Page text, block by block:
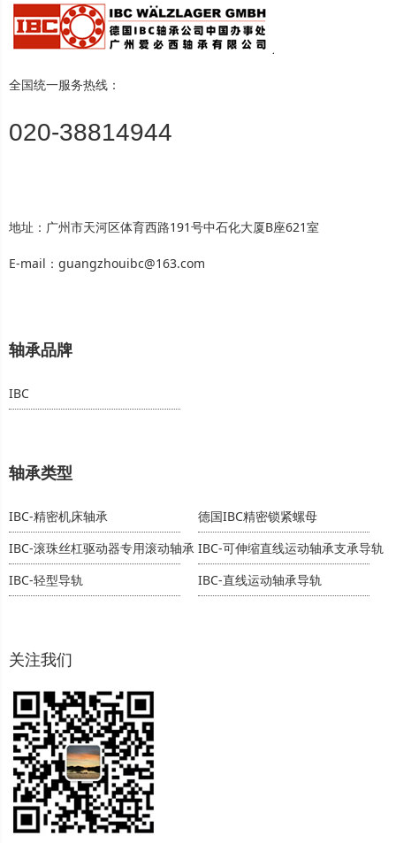
全国统一服务热线：
020-38814944
地址：广州市天河区体育西路191号中石化大厦B座621室
E-mail：guangzhouibc@163.com
轴承品牌
IBC
轴承类型
IBC-精密机床轴承
德国IBC精密锁紧螺母
IBC-滚珠丝杠驱动器专用滚动轴承 IBC-可伸缩直线运动轴承支承导轨
IBC-轻型导轨
IBC-直线运动轴承导轨
关注我们